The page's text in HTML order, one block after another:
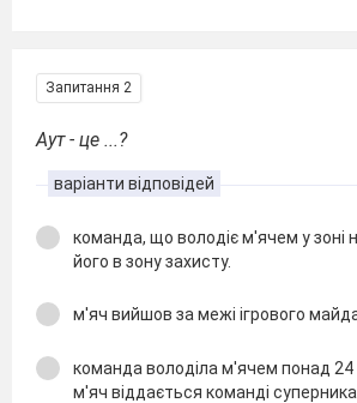
Запитання 2
Аут - це ...?
варіанти відповідей
команда, що володіє м'ячем у зоні
його в зону захисту.
м'яч вийшов за межі ігрового
команда володіла м'ячем понад 24
м'яч віддається команді суперника